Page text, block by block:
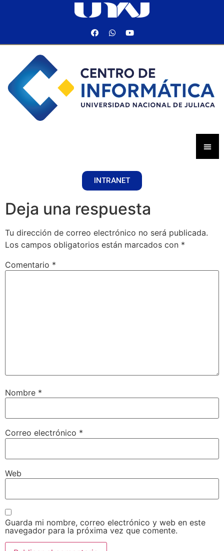
INTRANET
Deja una respuesta
Tu dirección de correo electrónico no será publicada.
Los campos obligatorios están marcados con *
Comentario *
Nombre *
Correo electrónico *
Web
Guarda mi nombre, correo electrónico y web en este
navegador para la próxima vez que comente.